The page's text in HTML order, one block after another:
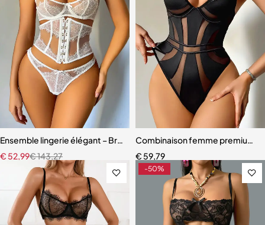
Ensemble lingerie élégant – Bretelles réglables et dentelle raffinée
€143,27
€ 52,99
Combinaison femme premium
€ 59,79
-50%